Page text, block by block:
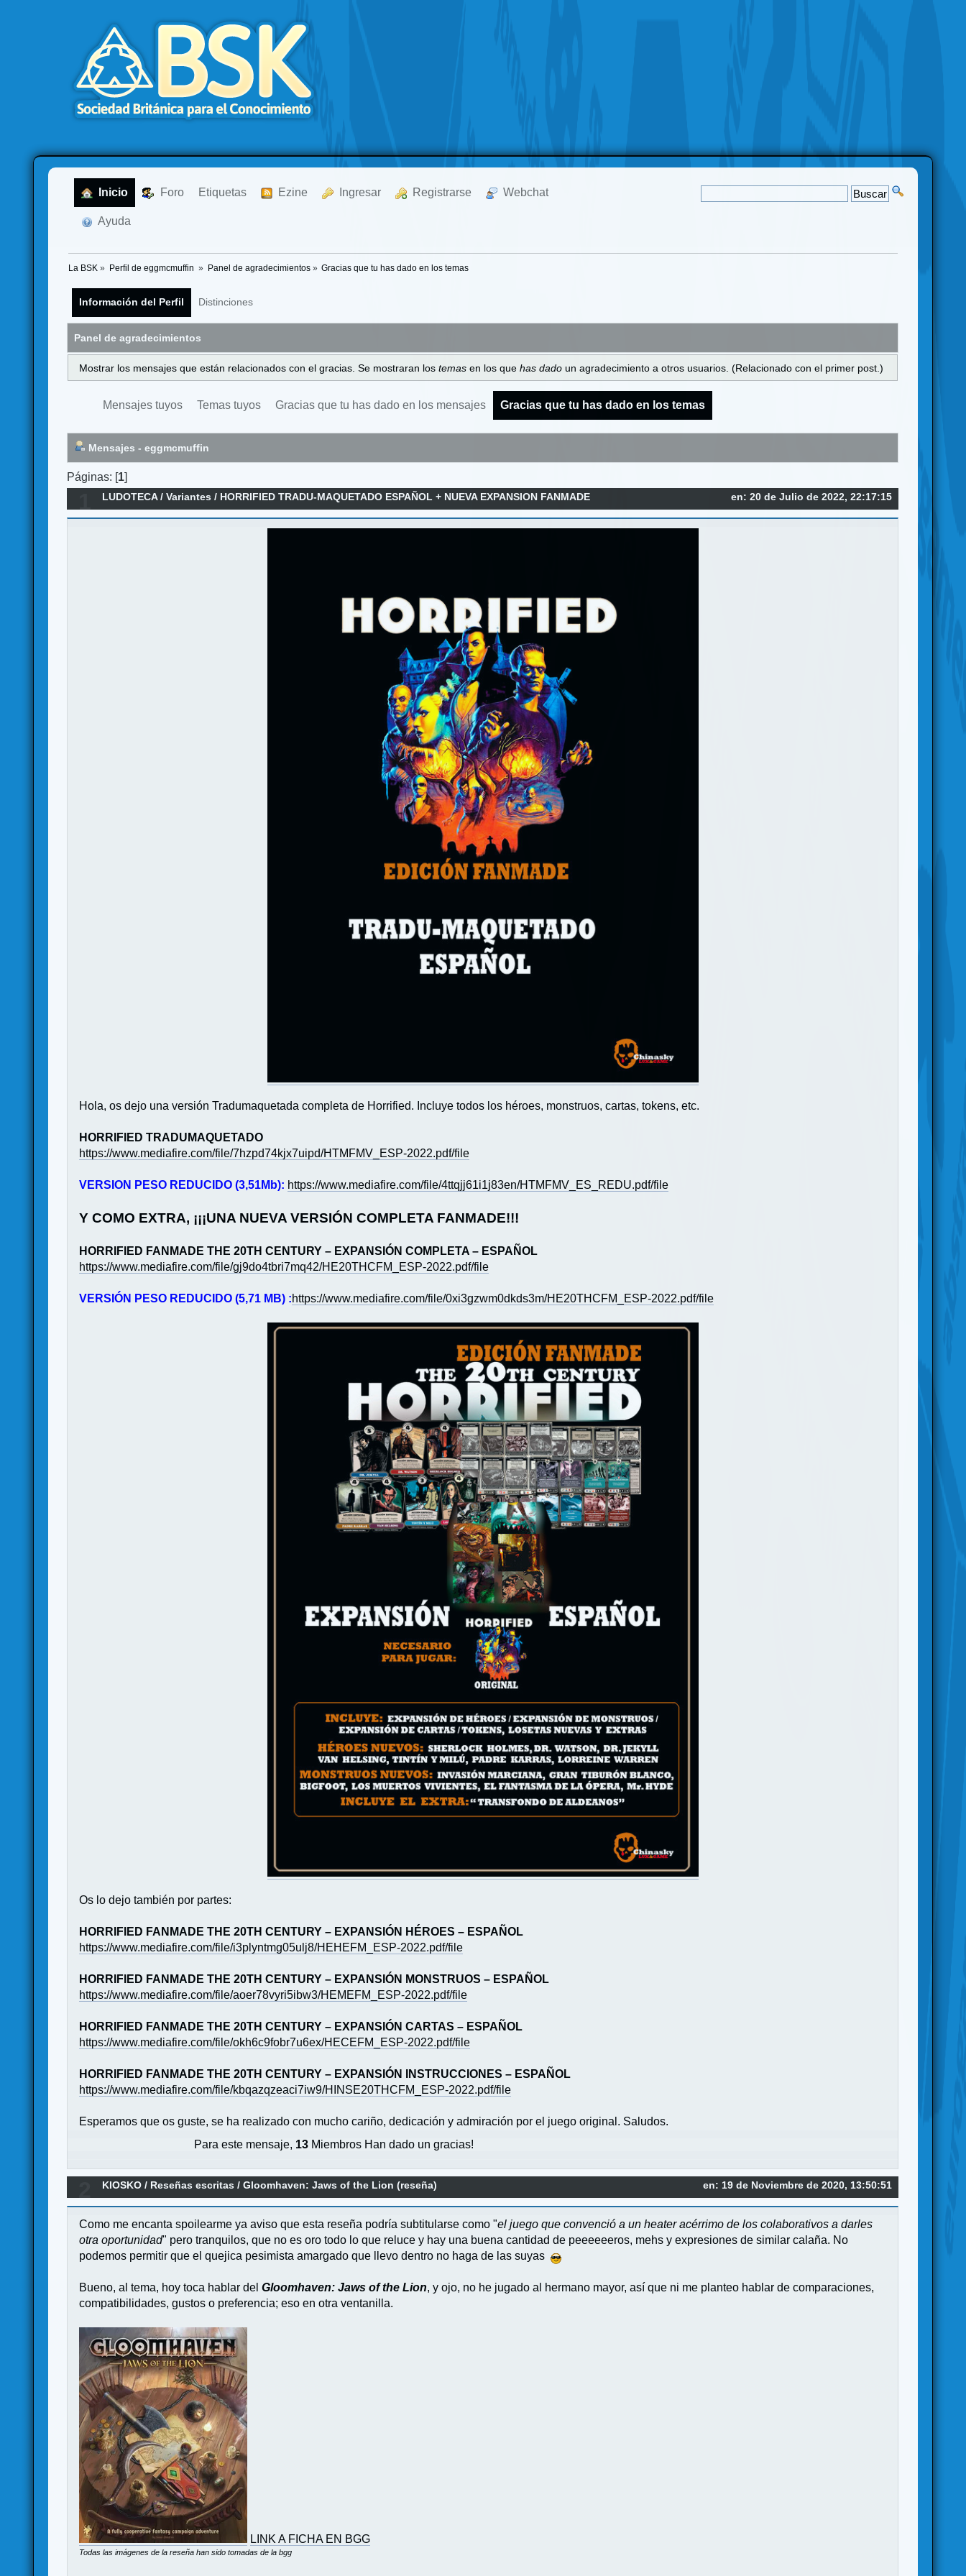
Inicio Foro Etiquetas Ezine Ingresar Registrarse Webchat
Ayuda
La BSK » Perfil de eggmcmuffin » Panel de agradecimientos» Gracias que tu has dado en los temas
Información del Perfil Distinciones
Panel de agradecimientos
Mostrar los mensajes que están relacionados con el gracias. Se mostraran los temas en los que has dado un agradecimiento a otros usuarios. (Relacionado con el primer post.)
Mensajes tuyos Temas tuyos Gracias que tu has dado en los mensajes Gracias que tu has dado en los temas
Mensajes - eggmcmuffin
Páginas: [1]
en: 20 de Julio de 2022, 22:17:15
LUDOTECA/Variantes / HORRIFIED TRADU-MAQUETADO ESPAÑOL + NUEVA EXPANSION FANMADE
Hola, os dejo una versión Tradumaquetada completa de Horrified. Incluye todos los héroes, monstruos, cartas, tokens, etc.
HORRIFIED TRADUMAQUETADO
https://www.mediafire.com/file/7hzpd74kjx7uipd/HTMFMV_ESP-2022.pdf/file
VERSION PESO REDUCIDO (3,51Mb): https://www.mediafire.com/file/4ttqjj61i1j83en/HTMFMV_ES_REDU.pdf/file
Y COMO EXTRA, ¡¡¡UNA NUEVA VERSIÓN COMPLETA FANMADE!!!
HORRIFIED FANMADE THE 20TH CENTURY – EXPANSIÓN COMPLETA – ESPAÑOL
https://www.mediafire.com/file/gj9do4tbri7mq42/HE20THCFM_ESP-2022.pdf/file
VERSIÓN PESO REDUCIDO (5,71 MB) :https://www.mediafire.com/file/0xi3gzwm0dkds3m/HE20THCFM_ESP-2022.pdf/file
Os lo dejo también por partes:
HORRIFIED FANMADE THE 20TH CENTURY – EXPANSIÓN HÉROES – ESPAÑOL
https://www.mediafire.com/file/i3plyntmg05ulj8/HEHEFM_ESP-2022.pdf/file
HORRIFIED FANMADE THE 20TH CENTURY – EXPANSIÓN MONSTRUOS – ESPAÑOL
https://www.mediafire.com/file/aoer78vyri5ibw3/HEMEFM_ESP-2022.pdf/file
HORRIFIED FANMADE THE 20TH CENTURY – EXPANSIÓN CARTAS – ESPAÑOL
https://www.mediafire.com/file/okh6c9fobr7u6ex/HECEFM_ESP-2022.pdf/file
HORRIFIED FANMADE THE 20TH CENTURY – EXPANSIÓN INSTRUCCIONES – ESPAÑOL
https://www.mediafire.com/file/kbqazqzeaci7iw9/HINSE20THCFM_ESP-2022.pdf/file
Esperamos que os guste, se ha realizado con mucho cariño, dedicación y admiración por el juego original. Saludos.
Para este mensaje, 13 Miembros Han dado un gracias!
en: 19 de Noviembre de 2020, 13:50:51
KIOSKO / Reseñas escritas /Gloomhaven: Jaws of the Lion (reseña)
Como me encanta spoilearme ya aviso que esta reseña podría subtitularse como "el juego que convenció a un heater acérrimo de los colaborativos a darles
otra oportunidad" pero tranquilos, que no es oro todo lo que reluce y hay una buena cantidad de peeeeeeros, mehs y expresiones de similar calaña. No
podemos permitir que el quejica pesimista amargado que llevo dentro no haga de las suyas
Bueno, al tema, hoy toca hablar delGloomhaven: Jaws of the Lion, y ojo, no he jugado al hermano mayor, así que ni me planteo hablar de comparaciones,
compatibilidades, gustos o preferencia; eso en otra ventanilla.
LINK A FICHA EN BGG
Todas las imágenes de la reseña han sido tomadas de la bgg